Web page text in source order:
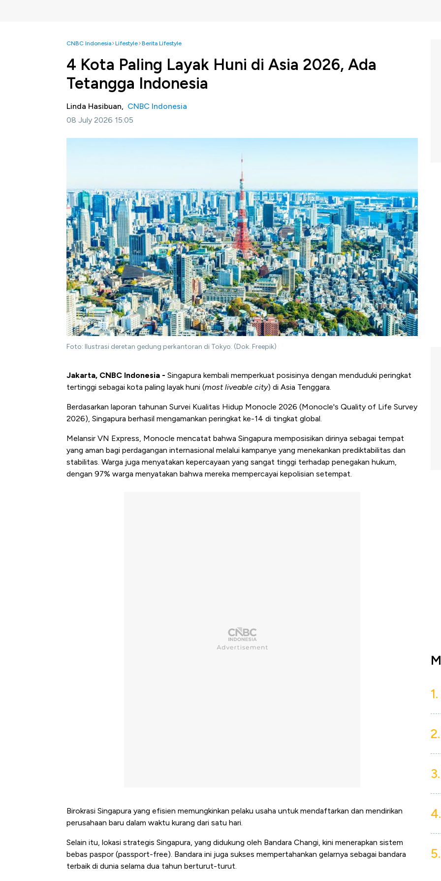
CNBC Indonesia Lifestyle Berita Lifestyle
4 Kota Paling Layak Huni di Asia 2026, Ada
Tetangga Indonesia
Linda Hasibuan, CNBC Indonesia
08 July 2026 15:05
Foto: Ilustrasi deretan gedung perkantoran di Tokyo. (Dok. Freepik)
Jakarta, CNBC Indonesia - Singapura kembali memperkuat posisinya dengan menduduki peringkat
tertinggi sebagai kota paling layak huni (most liveable city) di Asia Tenggara.
Berdasarkan laporan tahunan Survei Kualitas Hidup Monocle 2026 (Monocle's Quality of Life Survey
2026), Singapura berhasil mengamankan peringkat ke-14 di tingkat global.
Melansir VN Express, Monocle mencatat bahwa Singapura memposisikan dirinya sebagai tempat
yang aman bagi perdagangan internasional melalui kampanye yang menekankan prediktabilitas dan
stabilitas. Warga juga menyatakan kepercayaan yang sangat tinggi terhadap penegakan hukum,
dengan 97% warga menyatakan bahwa mereka mempercayai kepolisian setempat.
Birokrasi Singapura yang efisien memungkinkan pelaku usaha untuk mendaftarkan dan mendirikan
perusahaan baru dalam waktu kurang dari satu hari.
Selain itu, lokasi strategis Singapura, yang didukung oleh Bandara Changi, kini menerapkan sistem
bebas paspor (passport-free). Bandara ini juga sukses mempertahankan gelarnya sebagai bandara
terbaik di dunia selama dua tahun berturut-turut.
1.
2.
3.
4.
5.